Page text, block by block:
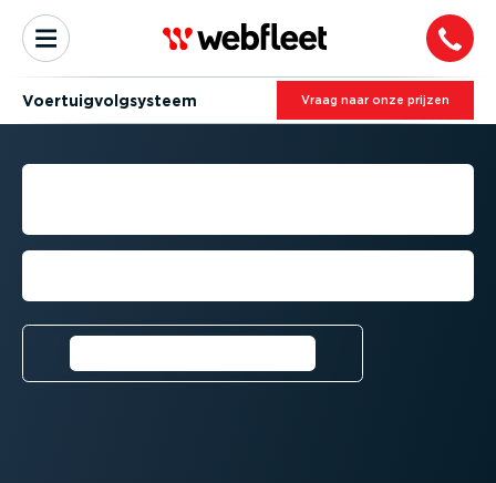
Voertuig­volg­systeem Vraag naar onze prijzen
VOLGSYSTEEM VOOR
Verbeter de prestaties van uw